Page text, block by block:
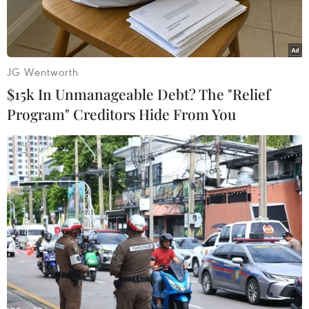
Dự án nạo vét Kênh Bến Đình, thành phố Vũng Tàu theo kế
hoạch sẽ khởi công từ 3/2022, tuy nhiên đến nay do vướng mặt
bằng vẫn chưa thể triển khai.(Ảnh: Hoàng Nhị/TTXVN)
Tại kỳ họp thứ 19 vào ngày 19/4, Hội đồng Nhân
dân tỉnh Bà Rịa-Vũng Tàu cũng đã thông qua
chủ trương chuyển đổi hơn 43ha đất rừng
phòng hộ và đất rừng đặc dụng trên địa bàn
JG Wentworth
$15k In Unmanageable Debt? The "Relief
Program" Creditors Hide From You